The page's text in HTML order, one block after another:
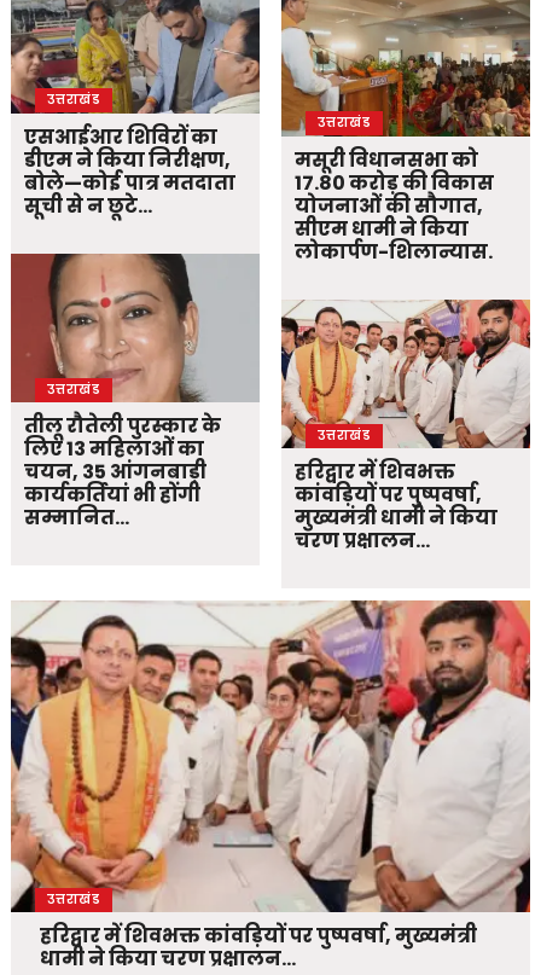
उत्तराखंड
एसआईआर शिविरों का
डीएम ने किया निरीक्षण,
बोले—कोई पात्र मतदाता
सूची से न छूटे…
उत्तराखंड
तीलू रौतेली पुरस्कार के
लिए 13 महिलाओं का
चयन, 35 आंगनबाड़ी
कार्यकर्तियां भी होंगी
सम्मानित…
उत्तराखंड
मसूरी विधानसभा को
17.80 करोड़ की विकास
योजनाओं की सौगात,
सीएम धामी ने किया
लोकार्पण-शिलान्यास.
उत्तराखंड
हरिद्वार में शिवभक्त
कांवड़ियों पर पुष्पवर्षा,
मुख्यमंत्री धामी ने किया
चरण प्रक्षालन…
उत्तराखंड
हरिद्वार में शिवभक्त कांवड़ियों पर पुष्पवर्षा, मुख्यमंत्री
धामी ने किया चरण प्रक्षालन…